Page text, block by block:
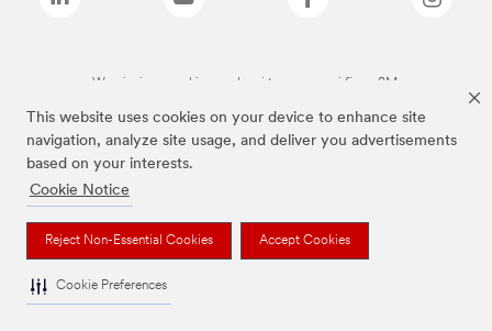
This website uses cookies on your device to enhance site
navigation, analyze site usage, and deliver you advertisements
based on your interests.
Cookie Notice
Reject Non-Essential Cookies Accept Cookies
Cookie Preferences
Wymienione marki są znakami towarowymi firmy 3M.